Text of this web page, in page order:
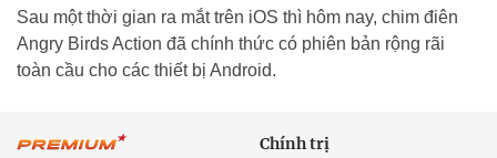
Sau một thời gian ra mắt trên iOS thì hôm nay, chim điên
Angry Birds Action đã chính thức có phiên bản rộng rãi
toàn cầu cho các thiết bị Android.
Chính trị